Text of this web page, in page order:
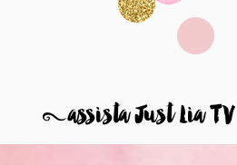
8assista Just Lia